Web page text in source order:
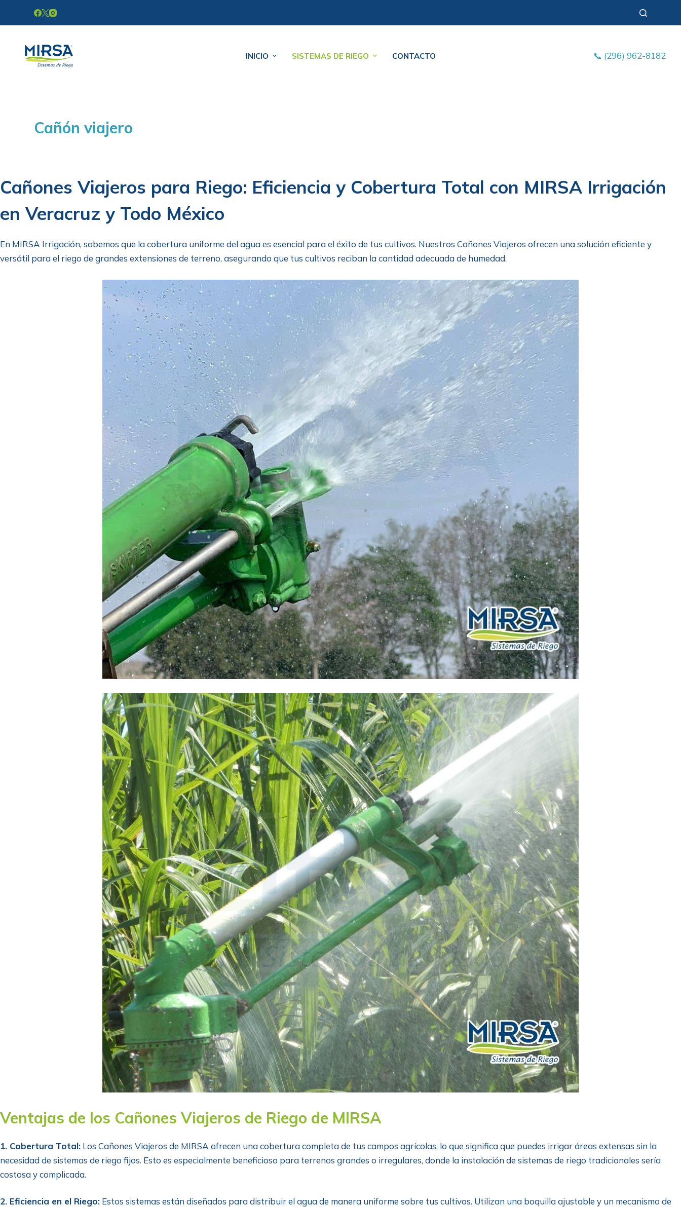
k
t
INICIO SISTEMAS DE RIEGO CONTACTO 📞 (296) 962-8182
Cañón viajero
Cañones Viajeros para Riego: Eficiencia y Cobertura Total con MIRSA Irrigación
en Veracruz y Todo México
En MIRSA Irrigación, sabemos que la cobertura uniforme del agua es esencial para el éxito de tus cultivos. Nuestros Cañones Viajeros ofrecen una solución eficiente y
versátil para el riego de grandes extensiones de terreno, asegurando que tus cultivos reciban la cantidad adecuada de humedad.
Ventajas de los Cañones Viajeros de Riego de MIRSA
1. Cobertura Total: Los Cañones Viajeros de MIRSA ofrecen una cobertura completa de tus campos agrícolas, lo que significa que puedes irrigar áreas extensas sin la
necesidad de sistemas de riego fijos. Esto es especialmente beneficioso para terrenos grandes o irregulares, donde la instalación de sistemas de riego tradicionales sería
costosa y complicada.
2. Eficiencia en el Riego: Estos sistemas están diseñados para distribuir el agua de manera uniforme sobre tus cultivos. Utilizan una boquilla ajustable y un mecanismo de